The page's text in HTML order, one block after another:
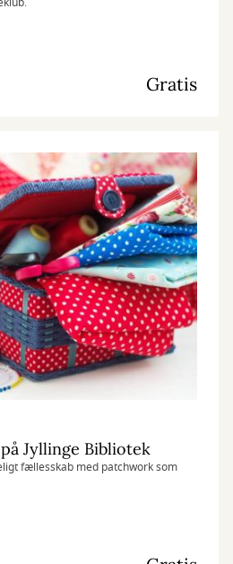
Gratis
Jyllinge Bibliotek
fællesskab med patchwork som